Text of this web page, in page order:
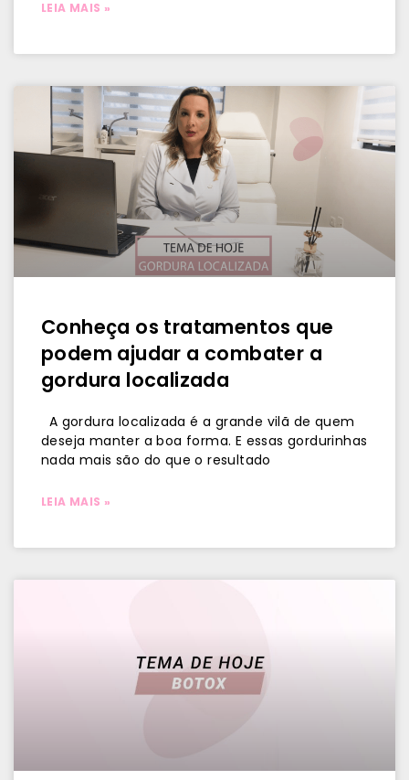
LEIA MAIS »
Conheça os tratamentos que
podem ajudar a combater a
gordura localizada
A gordura localizada é a grande vilã de quem
deseja manter a boa forma. E essas gordurinhas
nada mais são do que o resultado
LEIA MAIS »